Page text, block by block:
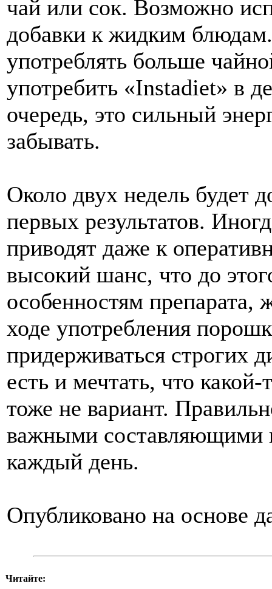
чай или сок. Возможно
добавки к жидким
употреблять больше
употребить «Instadiet» в
очередь, это сильный
забывать.
Около двух недель будет
первых результатов.
приводят даже к
высокий шанс, что до
особенностям препарата,
ходе употребления
придерживаться строгих
есть и мечтать, что
тоже не вариант.
важными составляющими
каждый день.
Опубликовано на основе
Читайте: